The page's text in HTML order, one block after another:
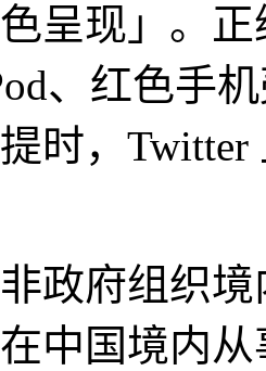
色呈现」。
、红色手
时，
非政府组织
中国境内